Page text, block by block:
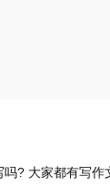
? 大家都有写